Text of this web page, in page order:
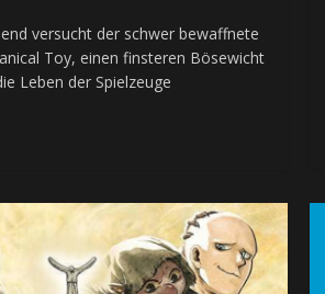
versucht der schwer bewaffnete
Toy, einen finsteren Bösewicht
Leben der Spielzeuge